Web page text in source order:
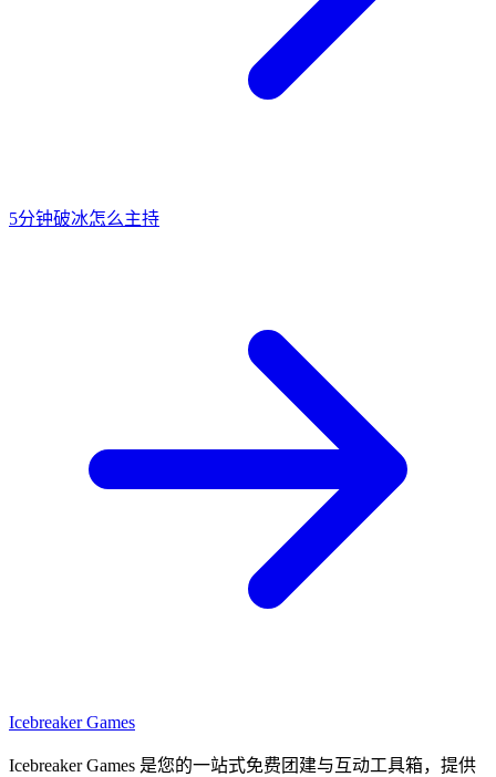
5分钟破冰怎么主持
Icebreaker Games
Icebreaker Games 是您的一站式免费团建与互动工具箱，提供